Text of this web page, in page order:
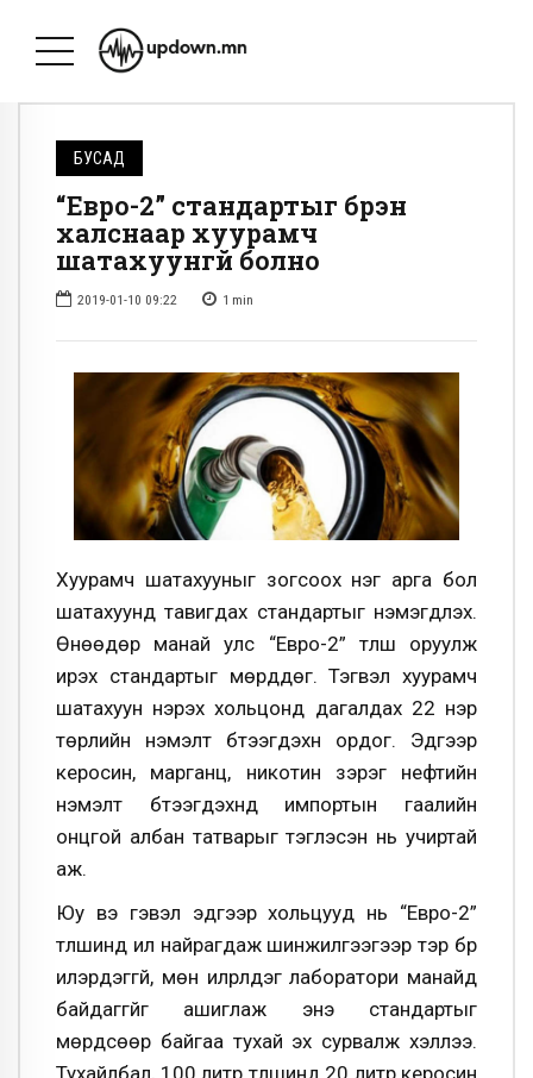
БУСАД
“Евро-2” стандартыг бүрэн
халснаар хуурамч
шатахуунгүй болно
2019-01-10 09:22 1 min
Хуурамч шатахууныг зогсоох нэг арга бол
шатахуунд тавигдах стандартыг нэмэгдүүлэх.
Өнөөдөр манай улс “Евро-2” түлш оруулж
ирэх стандартыг мөрддөг. Тэгвэл хуурамч
шатахуун нэрэх хольцонд дагалдах 22 нэр
төрлийн нэмэлт бүтээгдэхүүн ордог. Эдгээр
керосин, марганц, никотин зэрэг нефтийн
нэмэлт бүтээгдэхүүнд импортын гаалийн
онцгой албан татварыг тэглэсэн нь учиртай
аж.
Юу вэ гэвэл эдгээр хольцууд нь “Евро-2”
түлшинд илүү найрагдаж шинжилгээгээр тэр бүр
илэрдэггүй, мөн илрүүлдэг лаборатори манайд
байдаггүйг ашиглаж энэ стандартыг
мөрдсөөр байгаа тухай эх сурвалж хэллээ.